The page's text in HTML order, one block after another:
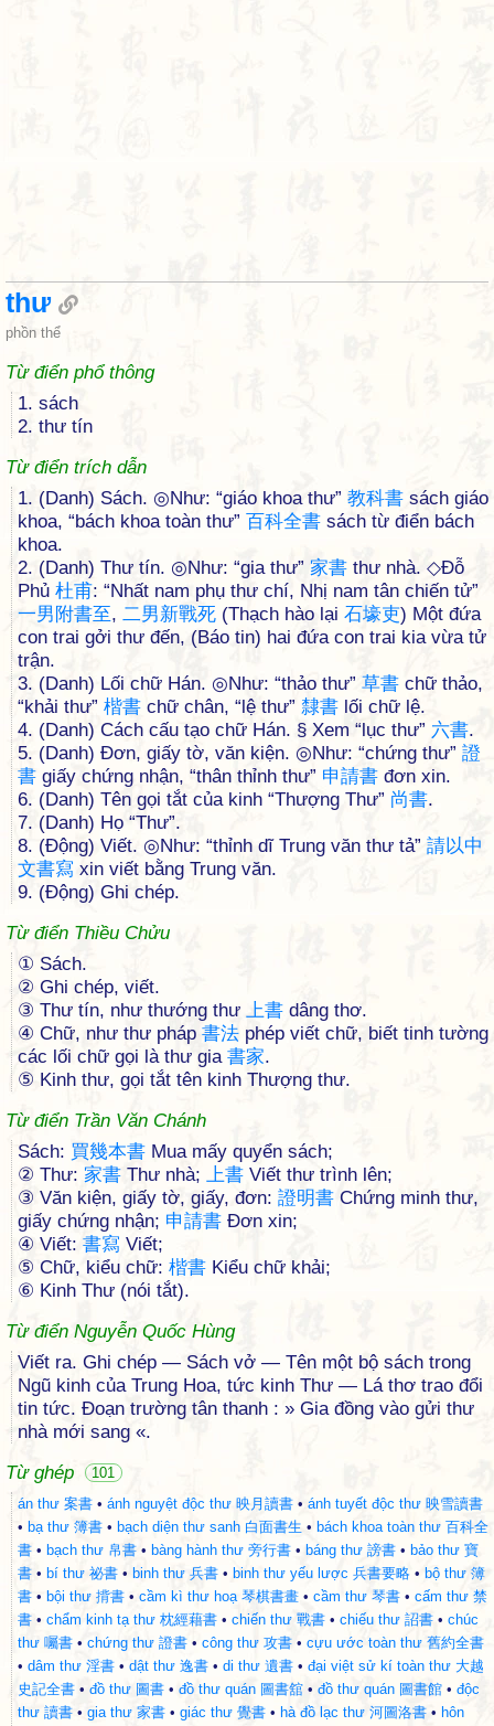
thư
phồn thể
Từ điển phổ thông
1. sách
2. thư tín
Từ điển trích dẫn
1. (Danh) Sách. ◎Như: “giáo khoa thư” 教科書 sách giáo
khoa, “bách khoa toàn thư” 百科全書 sách từ điển bách
khoa.
2. (Danh) Thư tín. ◎Như: “gia thư” 家書 thư nhà. ◇Đỗ
Phủ 杜甫: “Nhất nam phụ thư chí, Nhị nam tân chiến tử”
一男 附書至, 二男新戰死 (Thạch hào lại 石壕吏) Một đứa
con trai gởi thư đến, (Báo tin) hai đứa con trai kia vừa tử
trận.
3. (Danh) Lối chữ Hán. ◎Như: “thảo thư” 草書 chữ thảo,
“khải thư” 楷書 chữ chân, “lệ thư” 隸書 lối chữ lệ.
4. (Danh) Cách cấu tạo chữ Hán. § Xem “lục thư” 六書.
5. (Danh) Đơn, giấy tờ, văn kiện. ◎Như: “chứng thư” 證
書 giấy chứng nhận, “thân thỉnh thư” 申請書 đơn xin.
6. (Danh) Tên gọi tắt của kinh “Thượng Thư” 尚書.
7. (Danh) Họ “Thư”.
8. (Động) Viết. ◎Như: “thỉnh dĩ Trung văn thư tả” 請以中
文書寫 xin viết bằng Trung văn.
9. (Động) Ghi chép.
Từ điển Thiều Chửu
① Sách.
② Ghi chép, viết.
③ Thư tín, như thướng thư 上書 dâng thơ.
④ Chữ, như thư pháp 書法 phép viết chữ, biết tinh tường
các lối chữ gọi là thư gia 書家.
⑤ Kinh thư, gọi tắt tên kinh Thượng thư.
Từ điển Trần Văn Chánh
Sách: 買幾本書 Mua mấy quyển sách;
② Thư: 家書 Thư nhà; 上書 Viết thư trình lên;
③ Văn kiện, giấy tờ, giấy, đơn: 證明書 Chứng minh thư,
giấy chứng nhận; 申請書 Đơn xin;
④ Viết: 書寫 Viết;
⑤ Chữ, kiểu chữ: 楷書 Kiểu chữ khải;
⑥ Kinh Thư (nói tắt).
Từ điển Nguyễn Quốc Hùng
Viết ra. Ghi chép — Sách vở — Tên một bộ sách trong
Ngũ kinh của Trung Hoa, tức kinh Thư — Lá thơ trao đổi
tin tức. Đoạn trường tân thanh : » Gia đồng vào gửi thư
nhà mới sang «.
Từ ghép
101
án thư 案書 • ánh nguyệt độc thư 映月讀書 • ánh tuyết độc thư 映雪讀書
• bạ thư 簿書 • bạch diện thư sanh 白面書生 • bách khoa toàn thư 百科全
書 • bạch thư 帛書 • bàng hành thư 旁行書 • báng thư 謗書 • bảo thư 寶
書 • bí thư 祕書 • binh thư 兵書 • binh thư yếu lược 兵書要略 • bộ thư 簿
書 • bội thư 揹書 • cầm kì thư hoạ 琴棋書畫 • cầm thư 琴書 • cấm thư 禁
書 • chẩm kinh tạ thư 枕經藉書 • chiến thư 戰書 • chiếu thư 詔書 • chúc
thư 囑書 • chứng thư 證書 • công thư 攻書 • cựu ước toàn thư 舊約全書
• dâm thư 淫書 • dật thư 逸書 • di thư 遺書 • đại việt sử kí toàn thư 大越
史記全書 • đồ thư 圖書 • đồ thư quán 圖書舘 • đồ thư quán 圖書館 • độc
thư 讀書 • gia thư 家書 • giác thư 覺書 • hà đồ lạc thư 河圖洛書 • hôn